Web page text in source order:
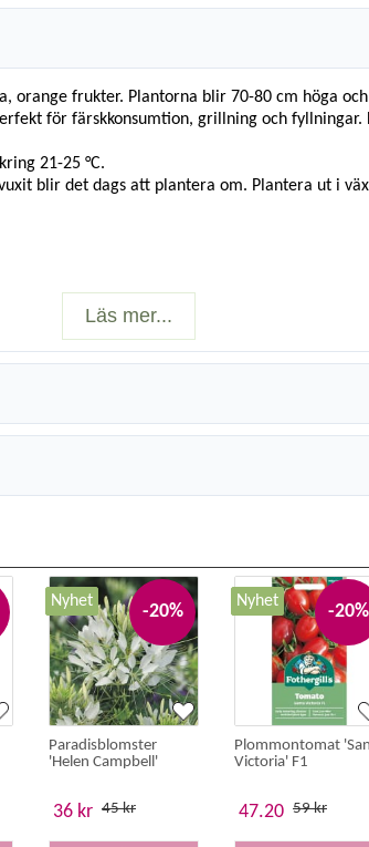
frukter. Plantorna blir 70-80 cm höga
för färskkonsumtion, grillning och
21-25 °C.
blir det dags att plantera om. Plantera ut i
Läs mer...
-20%
Nyhet
Paradisblomster
'Helen Campbell'
36 kr 45 kr
-20%
Nyhet
Plommontomat
Victoria' F1
47.20 59 kr